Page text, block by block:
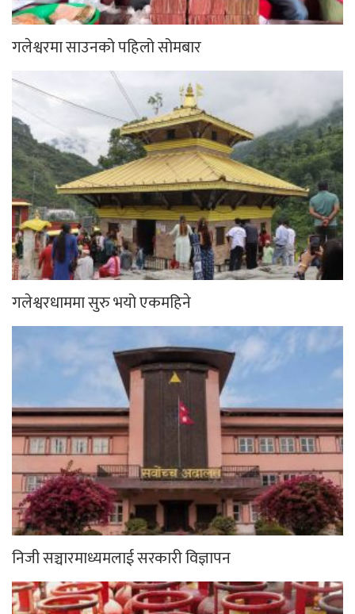
गलेश्वरमा साउनको पहिलो सोमबार
गलेश्वरधाममा सुरु भयो एकमहिने
निजी सञ्चारमाध्यमलाई सरकारी विज्ञापन